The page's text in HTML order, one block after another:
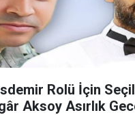
Rolü İçin
Aksoy Asırlık